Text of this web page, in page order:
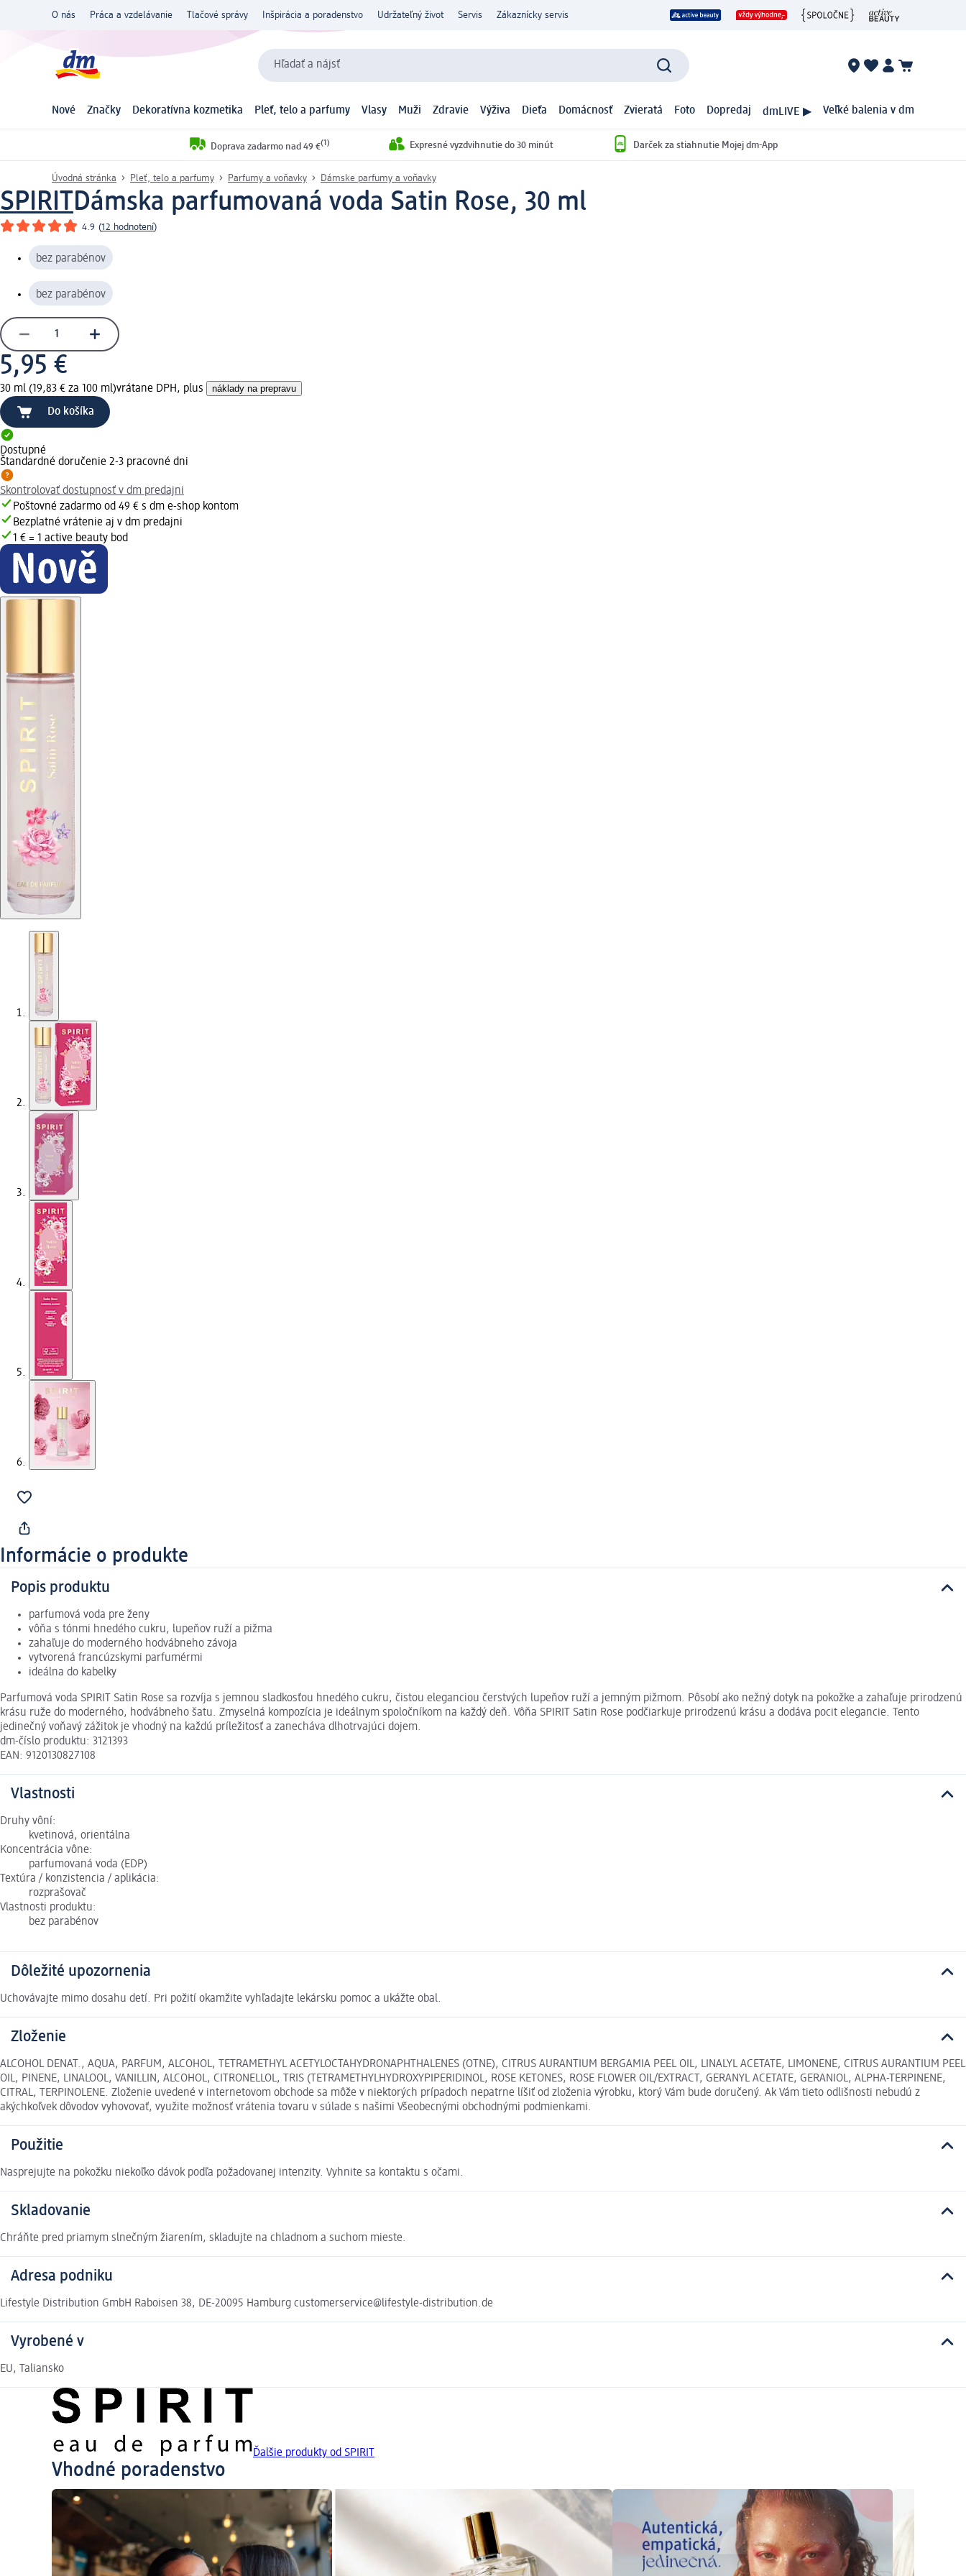
O nás Práca a vzdelávanie Tlačové správy Inšpirácia a poradenstvo Udržateľný život Servis Zákaznícky servis
Hľadať a nájsť
Nové Značky Dekoratívna kozmetika Pleť, telo a parfumy Vlasy Muži Zdravie Výživa Dieťa Domácnosť Zvieratá Foto Dopredaj dmLIVE ▶ Veľké balenia v dm
Doprava zadarmo nad 49 €(1) Expresné vyzdvihnutie do 30 minút Darček za stiahnutie Mojej dm-App
Úvodná stránka Pleť, telo a parfumy Parfumy a voňavky Dámske parfumy a voňavky
SPIRITDámska parfumovaná voda Satin Rose, 30 ml
4.9 (12 hodnotení)
bez parabénov
bez parabénov
5,95 €
30 ml (19,83 € za 100 ml)vrátane DPH, plus náklady na prepravu
Do košíka
Dostupné
Štandardné doručenie 2-3 pracovné dni
Skontrolovať dostupnosť v dm predajni
Poštovné zadarmo od 49 € s dm e-shop kontom
Bezplatné vrátenie aj v dm predajni
1 € = 1 active beauty bod
Informácie o produkte
Popis produktu
parfumová voda pre ženy
vôňa s tónmi hnedého cukru, lupeňov ruží a pižma
zahaľuje do moderného hodvábneho závoja
vytvorená francúzskymi parfumérmi
ideálna do kabelky
Parfumová voda SPIRIT Satin Rose sa rozvíja s jemnou sladkosťou hnedého cukru, čistou eleganciou čerstvých lupeňov ruží a jemným pižmom. Pôsobí ako nežný dotyk na pokožke a zahaľuje prirodzenú
krásu ruže do moderného, hodvábneho šatu. Zmyselná kompozícia je ideálnym spoločníkom na každý deň. Vôňa SPIRIT Satin Rose podčiarkuje prirodzenú krásu a dodáva pocit elegancie. Tento
jedinečný voňavý zážitok je vhodný na každú príležitosť a zanecháva dlhotrvajúci dojem.
dm-číslo produktu: 3121393
EAN: 9120130827108
Vlastnosti
Druhy vôní:
kvetinová, orientálna
Koncentrácia vône:
parfumovaná voda (EDP)
Textúra / konzistencia / aplikácia:
rozprašovač
Vlastnosti produktu:
bez parabénov
Dôležité upozornenia
Uchovávajte mimo dosahu detí. Pri požití okamžite vyhľadajte lekársku pomoc a ukážte obal.
Zloženie
ALCOHOL DENAT., AQUA, PARFUM, ALCOHOL, TETRAMETHYL ACETYLOCTAHYDRONAPHTHALENES (OTNE), CITRUS AURANTIUM BERGAMIA PEEL OIL, LINALYL ACETATE, LIMONENE, CITRUS AURANTIUM PEEL
OIL, PINENE, LINALOOL, VANILLIN, ALCOHOL, CITRONELLOL, TRIS (TETRAMETHYLHYDROXYPIPERIDINOL, ROSE KETONES, ROSE FLOWER OIL/EXTRACT, GERANYL ACETATE, GERANIOL, ALPHA-TERPINENE,
CITRAL, TERPINOLENE. Zloženie uvedené v internetovom obchode sa môže v niektorých prípadoch nepatrne líšiť od zloženia výrobku, ktorý Vám bude doručený. Ak Vám tieto odlišnosti nebudú z
akýchkoľvek dôvodov vyhovovať, využite možnosť vrátenia tovaru v súlade s našimi Všeobecnými obchodnými podmienkami.
Použitie
Nasprejujte na pokožku niekoľko dávok podľa požadovanej intenzity. Vyhnite sa kontaktu s očami.
Skladovanie
Chráňte pred priamym slnečným žiarením, skladujte na chladnom a suchom mieste.
Adresa podniku
Lifestyle Distribution GmbH Raboisen 38, DE-20095 Hamburg customerservice@lifestyle-distribution.de
Vyrobené v
EU, Taliansko
Ďalšie produkty od SPIRIT
Vhodné poradenstvo